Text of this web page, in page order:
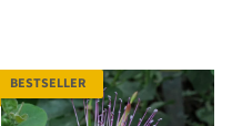
BESTSELLER